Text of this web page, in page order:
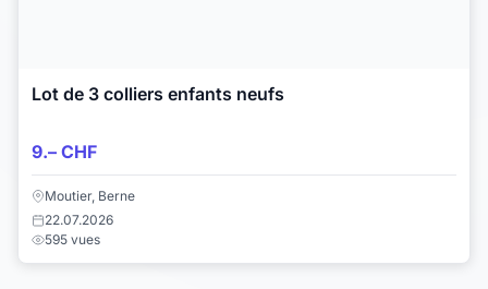
Lot de 3 colliers enfants neufs
9.– CHF
Moutier, Berne
22.07.2026
595 vues